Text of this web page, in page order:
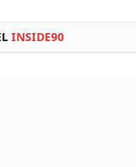
INSIDE90